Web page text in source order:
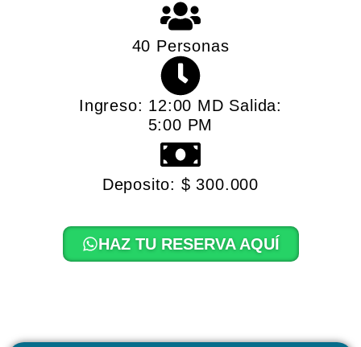
40 Personas
Ingreso: 12:00 MD Salida:
5:00 PM
Deposito: $ 300.000
HAZ TU RESERVA AQUÍ